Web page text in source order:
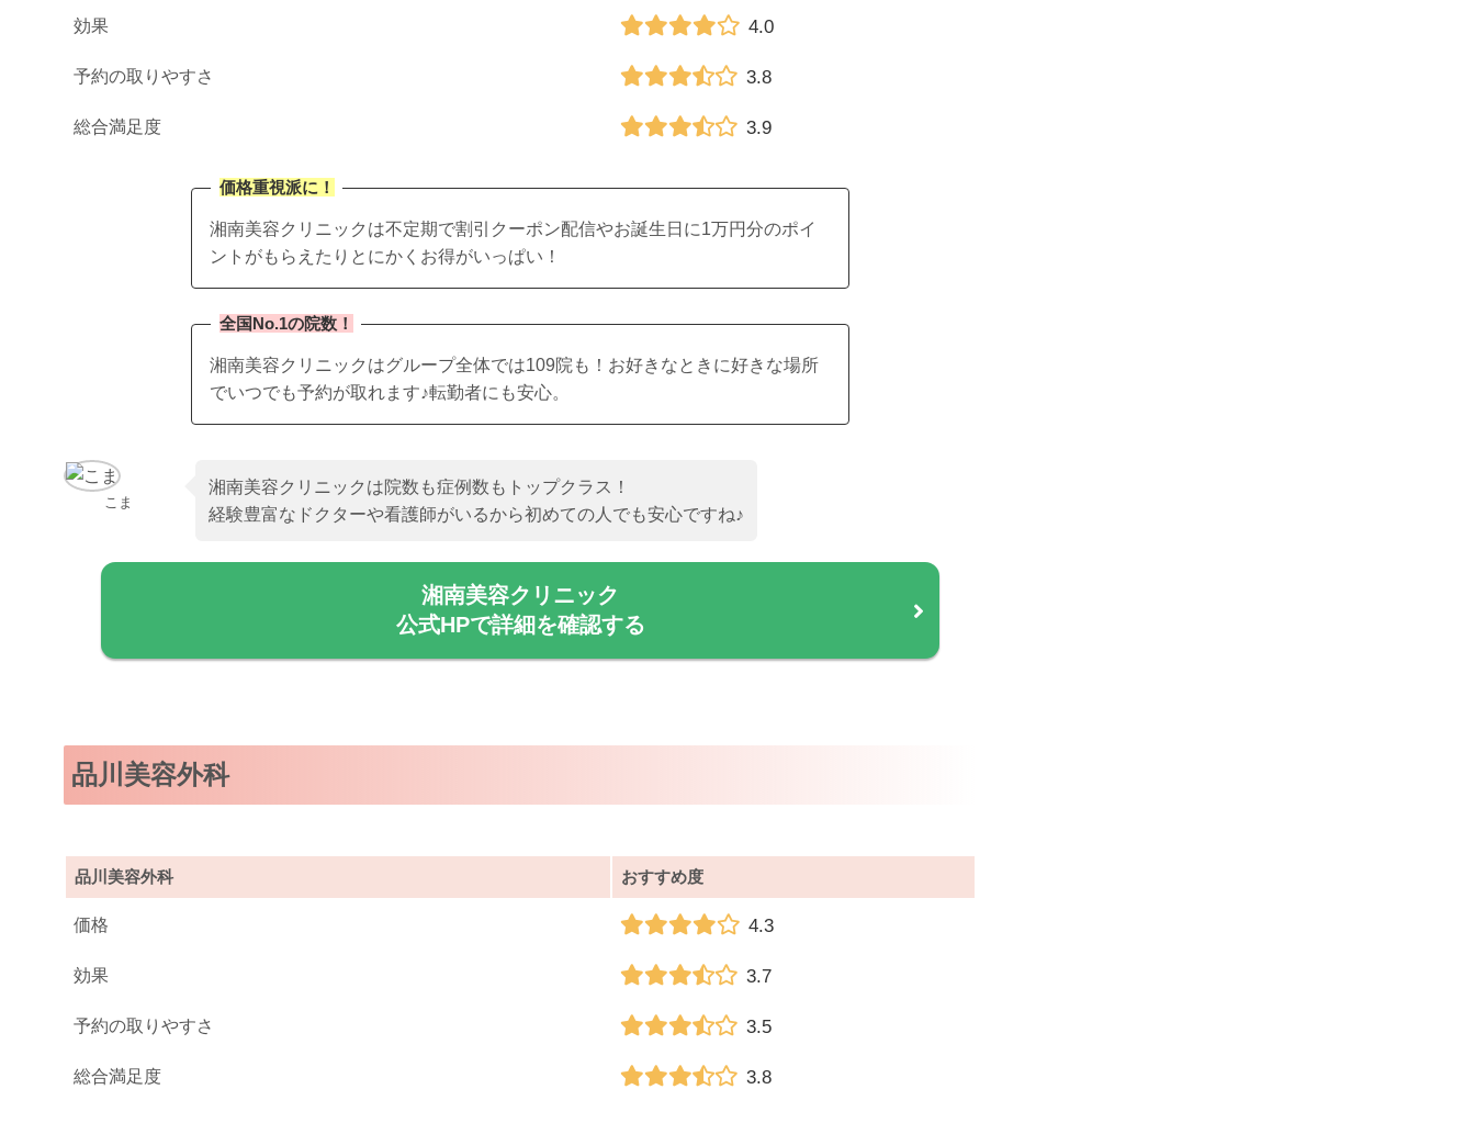
効果 4.0
予約の取りやすさ 3.8
総合満足度 3.9
価格重視派に！
湘南美容クリニックは不定期で割引クーポン配信やお誕生日に1万円分のポイ
ントがもらえたりとにかくお得がいっぱい！
全国No.1の院数！
湘南美容クリニックはグループ全体では109院も！お好きなときに好きな場所
でいつでも予約が取れます♪転勤者にも安心。
こま
湘南美容クリニックは院数も症例数もトップクラス！
経験豊富なドクターや看護師がいるから初めての人でも安心ですね♪
湘南美容クリニック
公式HPで詳細を確認する
品川美容外科
品川美容外科 おすすめ度
価格 4.3
効果 3.7
予約の取りやすさ 3.5
総合満足度 3.8